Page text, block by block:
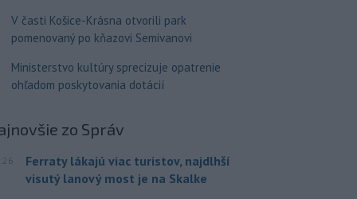
V časti Košice-Krásna otvorili park
pomenovaný po kňazovi Semivanovi
Ministerstvo kultúry sprecizuje opatrenie
ohľadom poskytovania dotácií
zo Správ
Ferraty lákajú viac turistov, najdlhší
visutý lanový most je na Skalke